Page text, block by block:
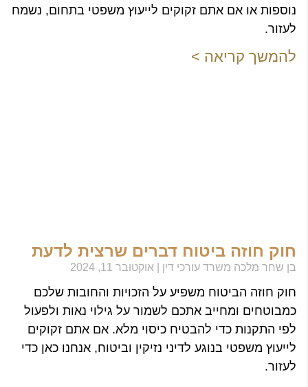
נוספות או אם אתם זקוקים לייעוץ משפטי בתחום, נשמח
לעזור.
להמשך קריאה >
חוק חוזה ביטוח דברים שרצית לדעת
בן שחר מלכה משרד עורכי דין אוקטובר 11, 2024
חוק חוזה הביטוח משפיע על הזכויות והחובות שלכם
כמבוטחים ומחייב אתכם לשמור על גילוי נאות ולפעול
לפי התקנות כדי להבטיח כיסוי מלא. אם אתם זקוקים
לייעוץ משפטי בנוגע לדיני נזיקין וביטוח, אנחנו כאן כדי
לעזור.